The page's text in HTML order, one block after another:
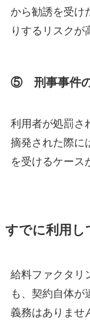
から勧誘を受け
りするリスクが
⑤ 刑事事件の
利用者が処罰さ
摘発された際に
を受けるケース
すでに利用
給料ファクタリ
も、契約自体
義務はありませ